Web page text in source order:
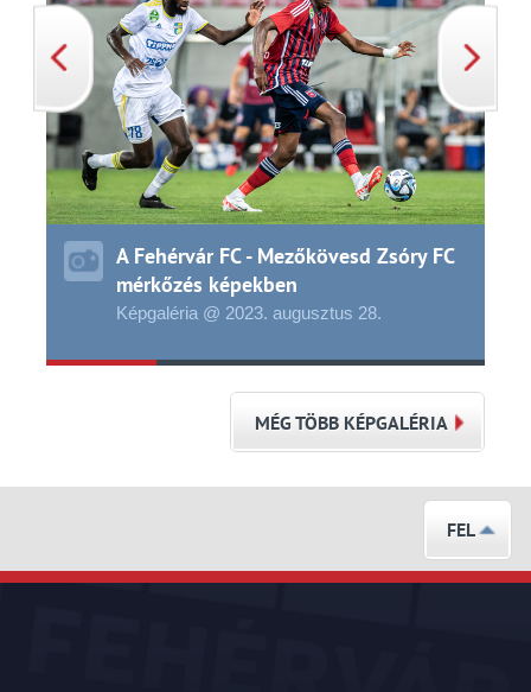
A Fehérvár FC - Mezőkövesd Zsóry FC
mérkőzés képekben
Képgaléria @ 2023. augusztus 28.
MÉG TÖBB KÉPGALÉRIA
FEL